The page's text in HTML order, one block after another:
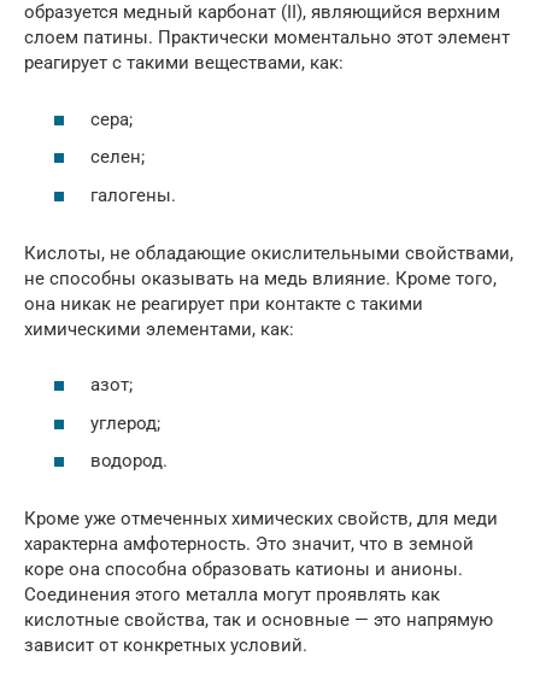
образуется медный карбонат (II), являющийся верхним
слоем патины. Практически моментально этот элемент
реагирует с такими веществами, как:
сера;
селен;
галогены.
Кислоты, не обладающие окислительными свойствами,
не способны оказывать на медь влияние. Кроме того,
она никак не реагирует при контакте с такими
химическими элементами, как:
азот;
углерод;
водород.
Кроме уже отмеченных химических свойств, для меди
характерна амфотерность. Это значит, что в земной
коре она способна образовать катионы и анионы.
Соединения этого металла могут проявлять как
кислотные свойства, так и основные — это напрямую
зависит от конкретных условий.